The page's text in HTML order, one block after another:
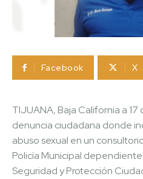
Facebook X
TIJUANA, Baja California a
denuncia ciudadana donde
abuso sexual en un
Policía Municipal
Seguridad y Protección